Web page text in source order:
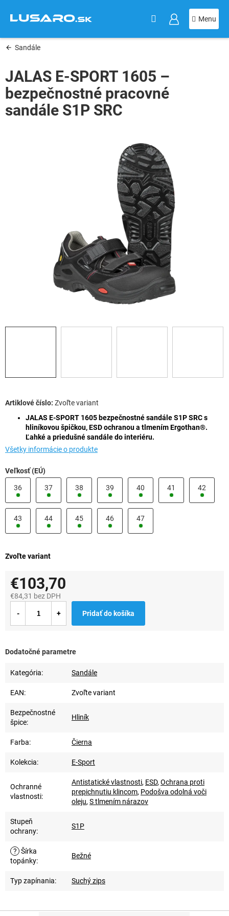
obsah
Sandále
JALAS E-SPORT 1605 –
bezpečnostné pracovné
sandále S1P SRC
Zvoľte variant
Veľkosť (EÚ)
36 37 38 39 40 41 42
43 44 45 46 47
JALAS E-SPORT 1605 bezpečnostné sandále S1P SRC s
hliníkovou špičkou, ESD ochranou a tlmením Ergothan®.
Ľahké a priedušné sandále do interiéru.
Všetky informácie o produkte
Dodatočné parametre
Kategória: Sandále
EAN: Zvoľte variant
Bezpečnostné
špice:
Hliník
Farba: Čierna
Kolekcia: E-Sport
Ochranné
vlastnosti:
Antistatické vlastnosti, ESD, Ochrana proti
prepichnutiu klincom, Podošva odolná voči
oleju, S tlmením nárazov
Stupeň
ochrany:
S1P
? Šírka
topánky:
Bežné
Typ zapínania: Suchý zips
Zvoľte variant
€103,70
€84,31 bez DPH
cena:
Pridať do košíka